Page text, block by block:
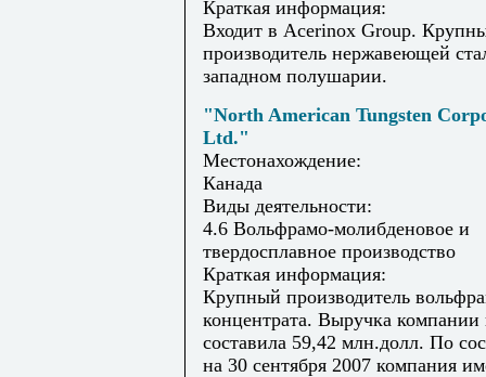
Краткая информация:
Входит в Acerinox Group.
производитель нержавеющей
западном полушарии.
"North American Tungsten
Ltd."
Местонахождение:
Канада
Виды деятельности:
4.6 Вольфрамо-молибденовое и
твердосплавное производство
Краткая информация:
Крупный производитель
концентрата. Выручка компании
составила 59,42 млн.долл. По
на 30 сентября 2007 компания